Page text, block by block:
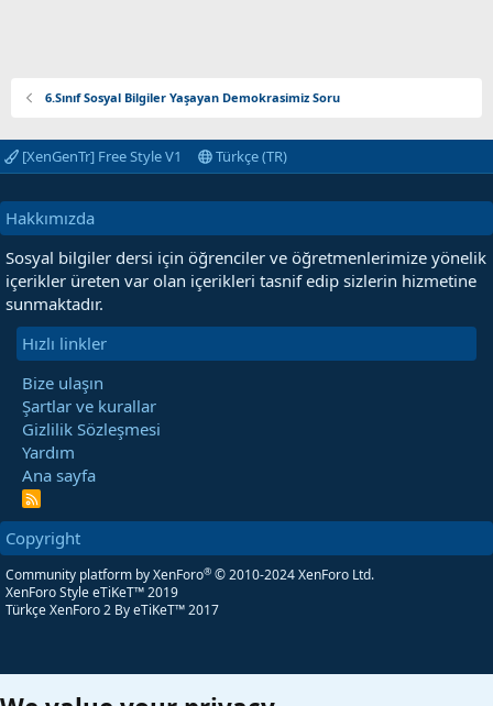
6.Sınıf Sosyal Bilgiler Yaşayan Demokrasimiz Soru
[XenGenTr] Free Style V1 Türkçe (TR)
Hakkımızda
Sosyal bilgiler dersi için öğrenciler ve öğretmenlerimize yönelik
içerikler üreten var olan içerikleri tasnif edip sizlerin hizmetine
sunmaktadır.
Hızlı linkler
Bize ulaşın
Şartlar ve kurallar
Gizlilik Sözleşmesi
Yardım
Ana sayfa
R
S
Copyright
Community platform by XenForo® © 2010-2024 XenForo Ltd.
XenForo Style eTiKeT™ 2019
Türkçe XenForo 2 By eTiKeT™ 2017